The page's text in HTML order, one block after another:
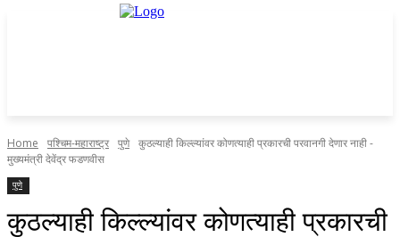
Home पश्चिम-महाराष्ट्र पुणे कुठल्याही किल्ल्यांवर कोणत्याही प्रकारची परवानगी देणार नाही -
मुख्यमंत्री देवेंद्र फडणवीस
पुणे
कुठल्याही किल्ल्यांवर कोणत्याही प्रकारची